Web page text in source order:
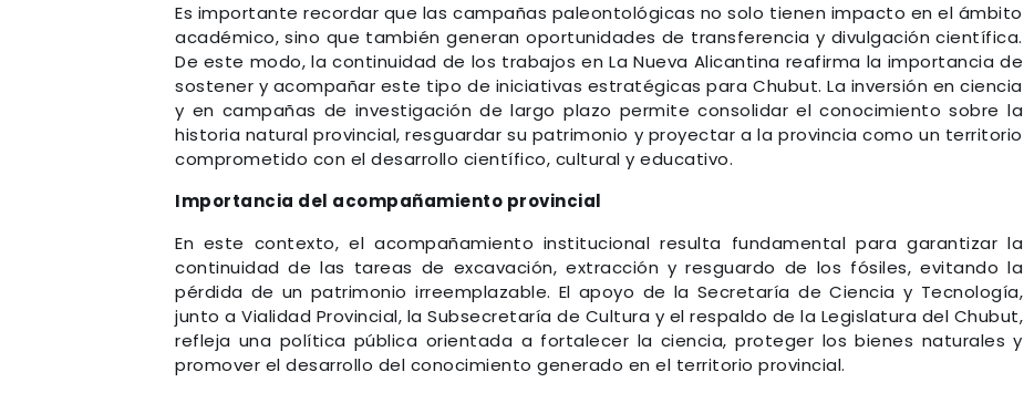
Es importante recordar que las campañas paleontológicas no solo tienen impacto en el ámbito
académico, sino que también generan oportunidades de transferencia y divulgación científica.
De este modo, la continuidad de los trabajos en La Nueva Alicantina reafirma la importancia de
sostener y acompañar este tipo de iniciativas estratégicas para Chubut. La inversión en ciencia
y en campañas de investigación de largo plazo permite consolidar el conocimiento sobre la
historia natural provincial, resguardar su patrimonio y proyectar a la provincia como un territorio
comprometido con el desarrollo científico, cultural y educativo.
Importancia del acompañamiento provincial
En este contexto, el acompañamiento institucional resulta fundamental para garantizar la
continuidad de las tareas de excavación, extracción y resguardo de los fósiles, evitando la
pérdida de un patrimonio irreemplazable. El apoyo de la Secretaría de Ciencia y Tecnología,
junto a Vialidad Provincial, la Subsecretaría de Cultura y el respaldo de la Legislatura del Chubut,
refleja una política pública orientada a fortalecer la ciencia, proteger los bienes naturales y
promover el desarrollo del conocimiento generado en el territorio provincial.